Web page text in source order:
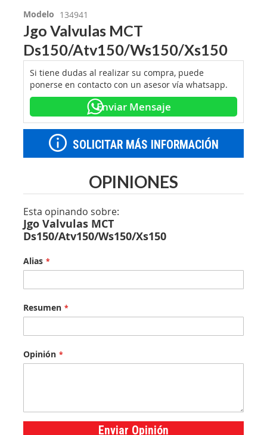
Modelo 134941
Jgo Valvulas MCT
Ds150/Atv150/Ws150/Xs150
Si tiene dudas al realizar su compra, puede
ponerse en contacto con un asesor vía whatsapp.
Enviar Mensaje
SOLICITAR MÁS INFORMACIÓN
OPINIONES
Esta opinando sobre:
Jgo Valvulas MCT
Ds150/Atv150/Ws150/Xs150
Alias
Resumen
Opinión
Enviar Opinión